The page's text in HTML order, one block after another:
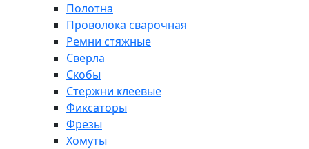
Полотна
Проволока сварочная
Ремни стяжные
Сверла
Скобы
Стержни клеевые
Фиксаторы
Фрезы
Хомуты